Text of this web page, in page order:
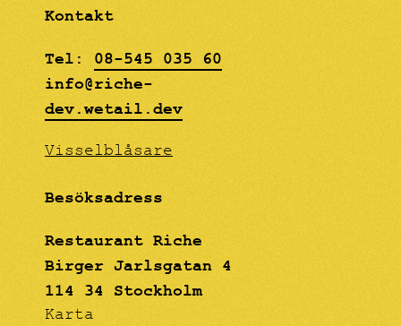
Kontakt
Tel: 08-545 035 60
info@riche-
dev.wetail.dev
Visselblåsare
Besöksadress
Restaurant Riche
Birger Jarlsgatan 4
114 34 Stockholm
Karta